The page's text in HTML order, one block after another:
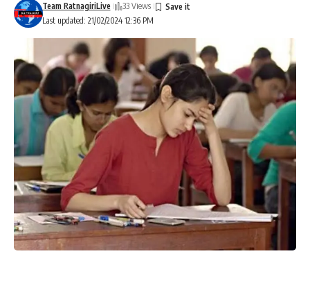
Last updated: 21/02/2024 12:36 PM
Team RatnagiriLive 33 Views